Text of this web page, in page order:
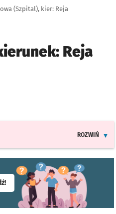
(Szpital), kier: Reja
Reja
ROZWIŃ
- otworzy się w nowej karcie